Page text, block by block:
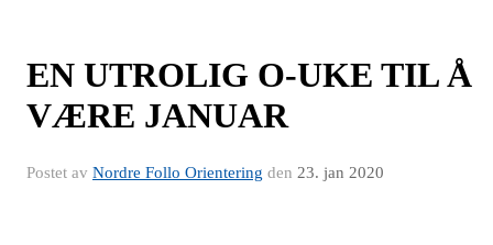
EN UTROLIG O-UKE TIL Å
VÆRE JANUAR
Postet av Nordre Follo Orientering den 23. jan 2020